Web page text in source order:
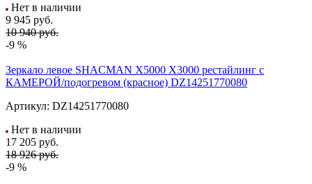
Нет в наличии
9 945 руб.
10 940 руб.
-9 %
Зеркало левое SHACMAN X5000 X3000 рестайлинг с
КАМЕРОЙ/подогревом (красное) DZ14251770080
Артикул: DZ14251770080
Нет в наличии
17 205 руб.
18 926 руб.
-9 %